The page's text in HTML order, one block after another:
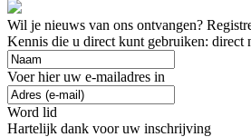
Wil je nieuws van ons ontvangen?
Kennis die u direct kunt gebruiken: direct
Voer hier uw e-mailadres in
Word lid
Hartelijk dank voor uw inschrijving